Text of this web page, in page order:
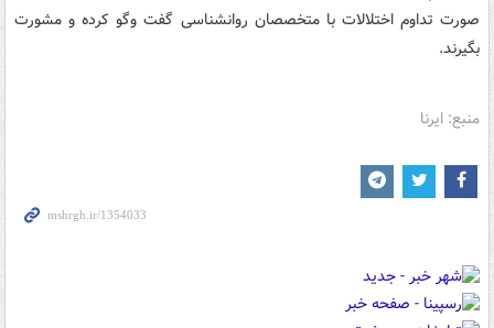
صورت تداوم اختلالات با متخصصان روانشناسی گفت وگو کرده و مشورت
بگیرند.
منبع: ایرنا